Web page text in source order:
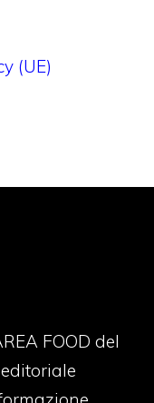
(UE)
FOOD del